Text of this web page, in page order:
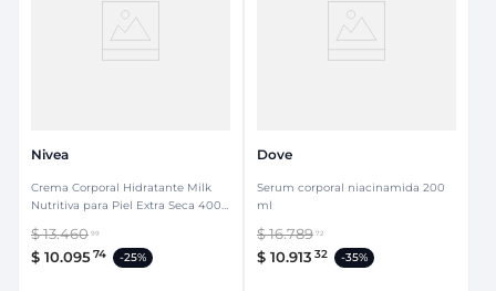
Nivea
Crema Corporal Hidratante Milk
Nutritiva para Piel Extra Seca 400
$13.460 99
$ 10.09574 -25%
Dove
Serum corporal niacinamida 200
ml
$16.789 72
$ 10.913 32 -35%